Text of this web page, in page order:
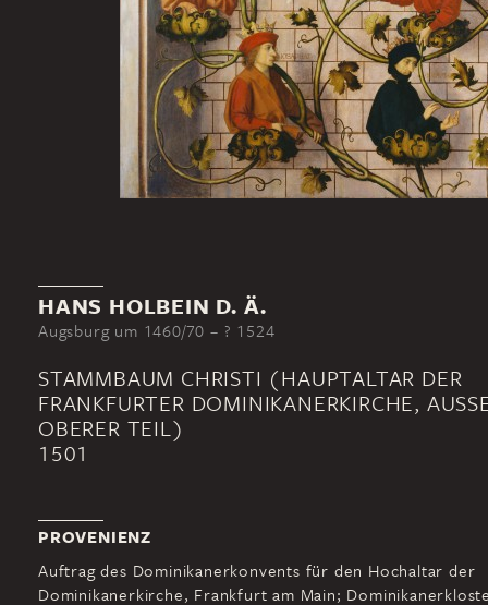
HANS HOLBEIN D. Ä.
Augsburg um 1460/70 – ? 1524
STAMMBAUM CHRISTI (HAUPTALTAR DER
FRANKFURTER DOMINIKANERKIRCHE,
BERER TEIL)
1501
PROVENIENZ
Auftrag des Dominikanerkonvents für den Hochaltar der
Dominikanerkirche, Frankfurt am Main;